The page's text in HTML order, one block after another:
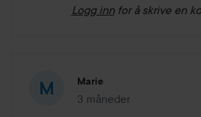
Logg inn for å skrive en
Marie
3 måneder
Innlegget ble opprettet 3